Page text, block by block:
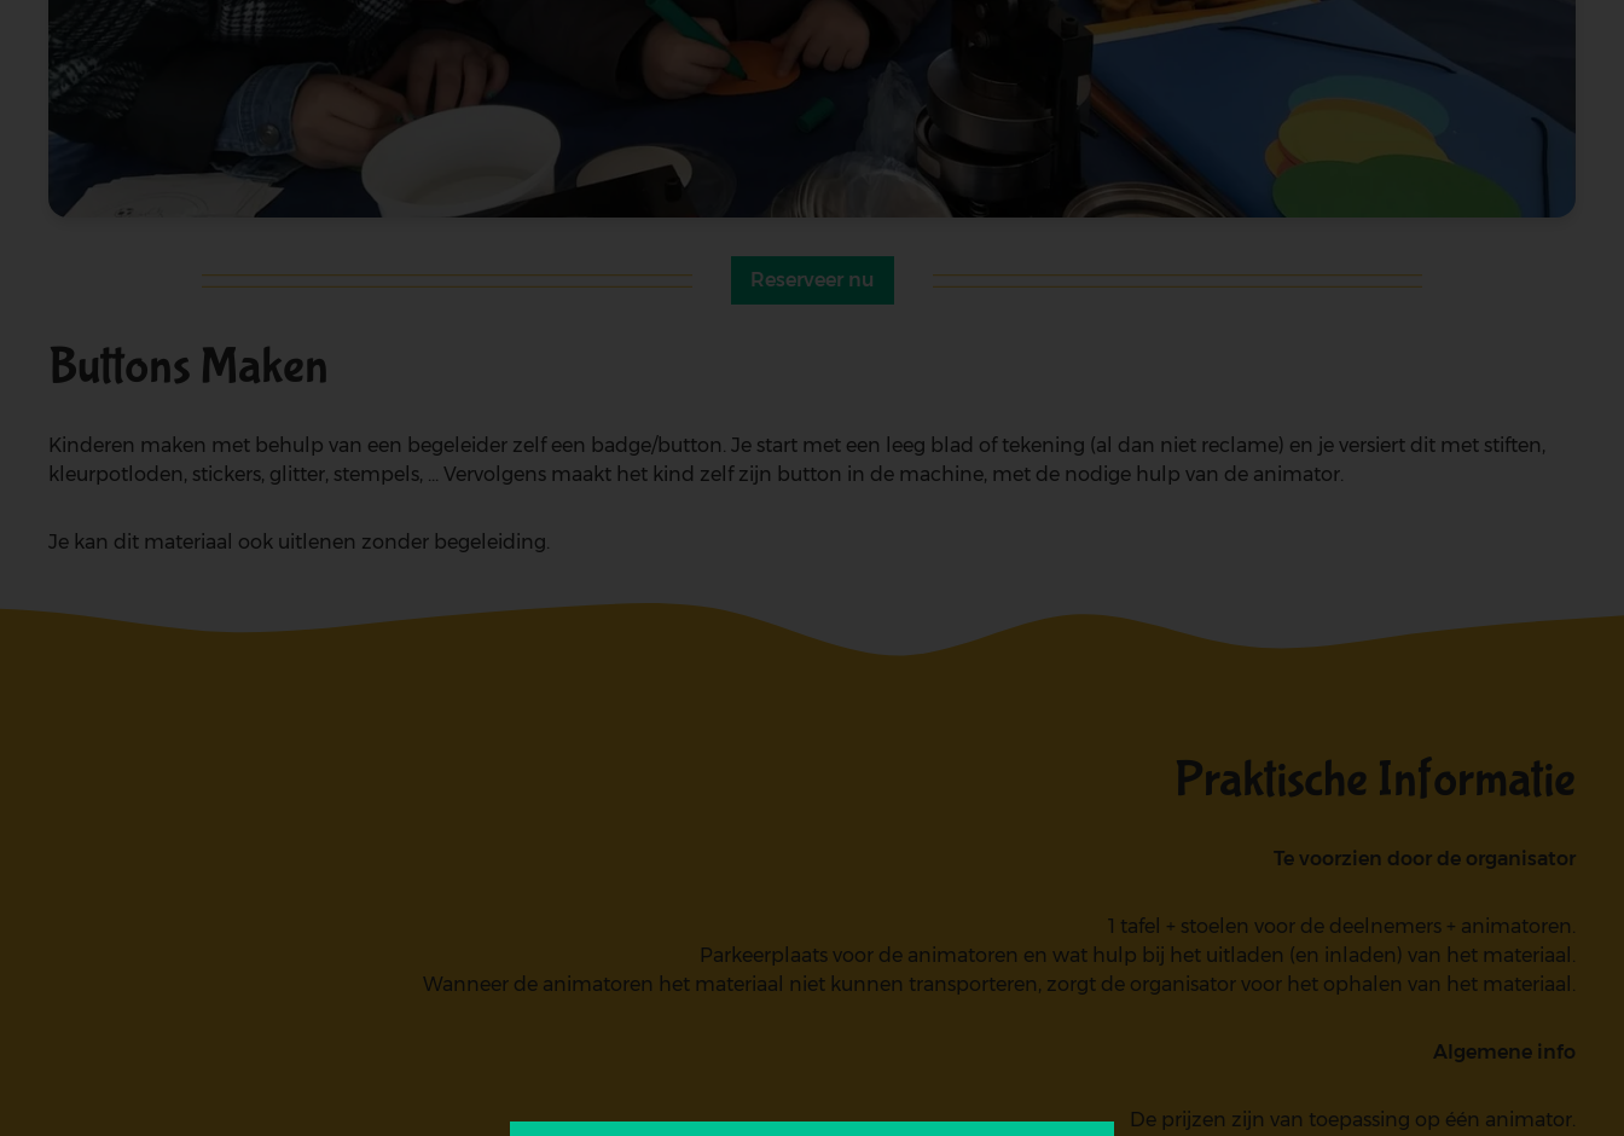
Reserveer nu
Buttons Maken
Kinderen maken met behulp van een begeleider zelf een badge/button. Je start met een leeg blad of tekening (al dan niet reclame) en je versiert dit met stiften,
kleurpotloden, stickers, glitter, stempels, ... Vervolgens maakt het kind zelf zijn button in de machine, met de nodige hulp van de animator.
Je kan dit materiaal ook uitlenen zonder begeleiding.
Praktische Informatie
Te voorzien door de organisator
1 tafel + stoelen voor de deelnemers + animatoren.
Parkeerplaats voor de animatoren en wat hulp bij het uitladen (en inladen) van het materiaal.
Wanneer de animatoren het materiaal niet kunnen transporteren, zorgt de organisator voor het ophalen van het materiaal.
Algemene info
De prijzen zijn van toepassing op één animator.